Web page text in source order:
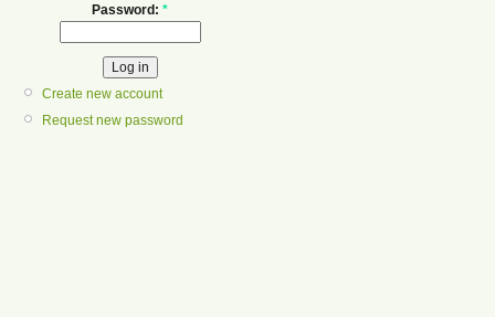
Password: *
Create new account
Request new password